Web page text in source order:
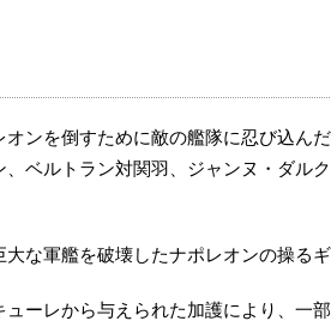
ンを倒すために敵の艦隊に忍び込ん
、ベルトラン対関羽、ジャンヌ・ダル
な軍艦を破壊したナポレオンの操る
ューレから与えられた加護により、一